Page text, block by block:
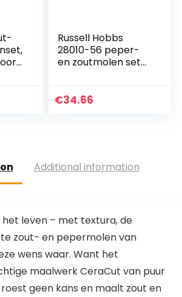
Russell Hobbs
28010-56 peper-
en zoutmolen set
zwart
€34.66
Additional information
het leven – met textura, de
zout- en pepermolen van
wens waar. Want het
maalwerk CeraCut van puur
geen kans en maalt zout en